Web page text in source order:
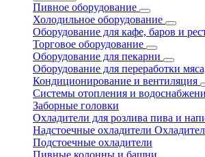
Пивное оборудование
Холодильное оборудование
Оборудование для кафе, баров и
Торговое оборудование
Оборудование для пекарни
Оборудование для переработки
Кондиционирование и вентиляция
Системы отопления и
Заборные головки
Охладители для розлива пива и
Надстоечные охладители
Подстоечные охладители
Пивные колонны и башни